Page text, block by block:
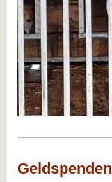
Geldspenden